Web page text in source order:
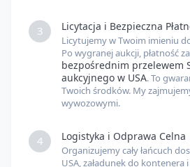
3 Licytacja i Bezpieczna
Licytujemy w Twoim imieniu
Po wygranej aukcji, płatność
bezpośrednim przelewem
aukcyjnego w USA. To
Twoich środków. My
wywozowymi.
4 Logistyka i Odprawa Celna
Organizujemy cały łańcuch
USA, załadunek do kontenera